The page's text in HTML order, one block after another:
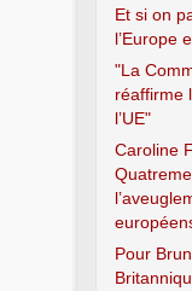
Et si on
l’Europe
"La
réaffirme
l’UE"
Caroline
Pour